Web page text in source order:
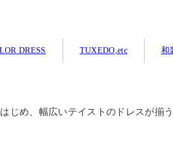
DRESS TUXEDO,etc 和
じめ、幅広いテイストのドレスが揃